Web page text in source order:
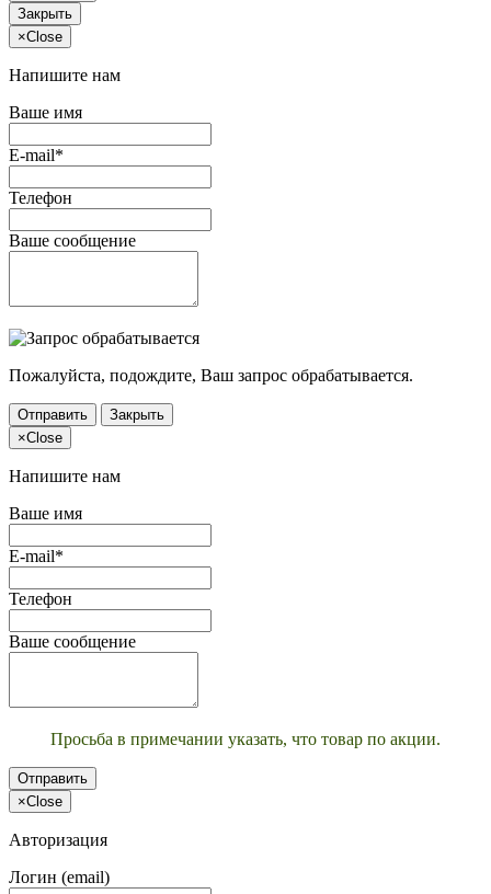
Закрыть
×Close
Напишите нам
Ваше имя
E-mail*
Телефон
Ваше сообщение
Пожалуйста, подождите, Ваш запрос обрабатывается.
Отправить
Закрыть
×Close
Напишите нам
Ваше имя
E-mail*
Телефон
Ваше сообщение
Просьба в примечании указать, что товар по акции.
Отправить
×Close
Авторизация
Логин (email)